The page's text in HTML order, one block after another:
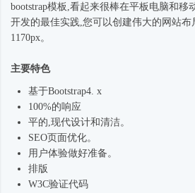
bootstrap模板,看起来很棒在平板电脑和移
开发的最佳实践,您可以创建伟大的网站布
1170px。
主要特色
基于Bootstrap4 . x
100%的响应
平的,现代设计和清洁。
SEO页面优化。
用户体验做好准备。
排版
W3C验证代码